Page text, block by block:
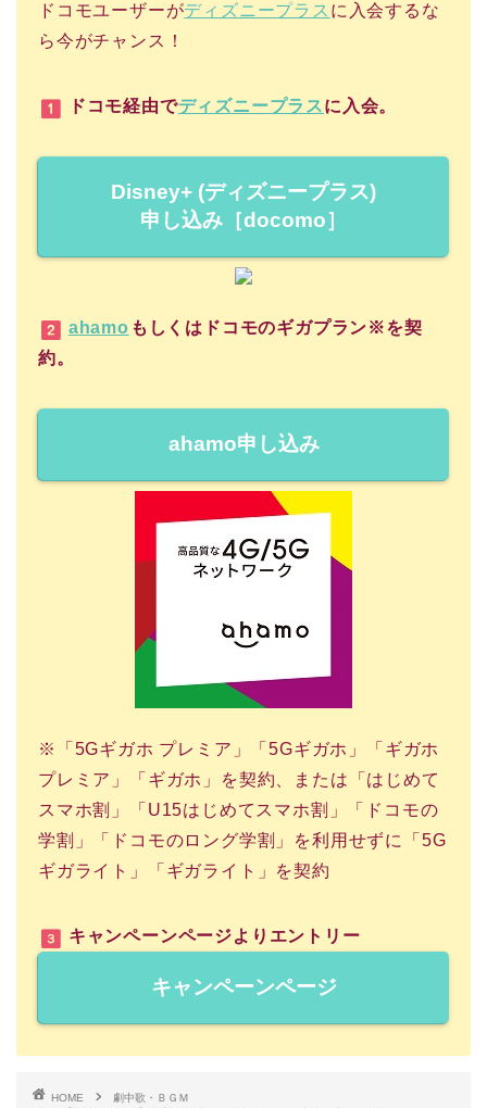
ドコモユーザーがディズニープラス に入会するな
ら今がチャンス！
ドコモ経由でディズニープラスに入会。
Disney+ (ディズニープラス)
申し込み［docomo］
ahamo もしくはドコモのギガプラン※を契
約。
ahamo申し込み
※「5Gギガホ プレミア」「5Gギガホ」「ギガホ
プレミア」「ギガホ」を契約、または「はじめて
スマホ割」「U15はじめてスマホ割」「ドコモの
学割」「ドコモのロング学割」を利用せずに「5G
ギガライト」「ギガライト」を契約
キャンペーンページよりエントリー
キャンペーンページ
HOME
劇中歌・ＢＧＭ